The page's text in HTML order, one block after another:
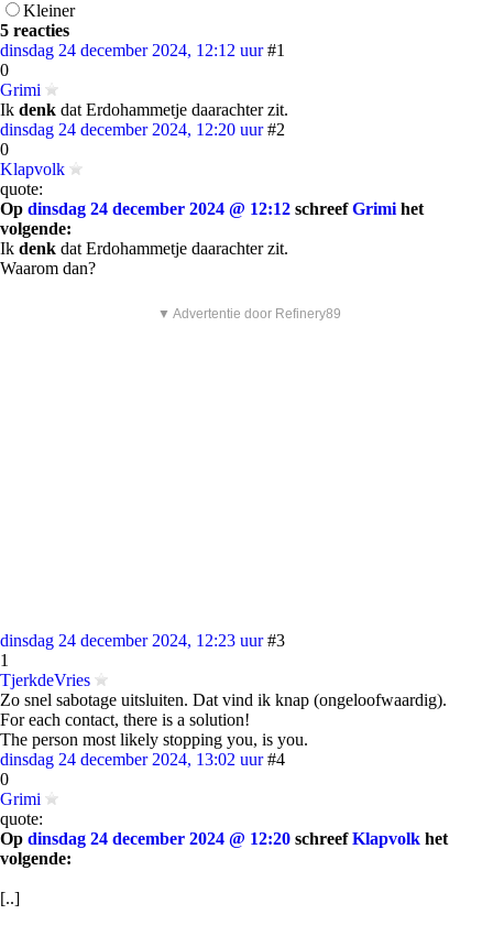
Kleiner
5 reacties
dinsdag 24 december 2024, 12:12 uur #1
0
Grimi
Ik denk dat Erdohammetje daarachter zit.
dinsdag 24 december 2024, 12:20 uur #2
0
Klapvolk
quote:
Op dinsdag 24 december 2024 @ 12:12 schreefGrimi het
volgende:
Ik denk dat Erdohammetje daarachter zit.
Waarom dan?
▼ Advertentie door Refinery89
dinsdag 24 december 2024, 12:23 uur #3
1
TjerkdeVries
Zo snel sabotage uitsluiten. Dat vind ik knap (ongeloofwaardig).
For each contact, there is a solution!
The person most likely stopping you, is you.
dinsdag 24 december 2024, 13:02 uur #4
0
Grimi
quote:
Op dinsdag 24 december 2024 @ 12:20 schreefKlapvolk het
volgende:
[..]